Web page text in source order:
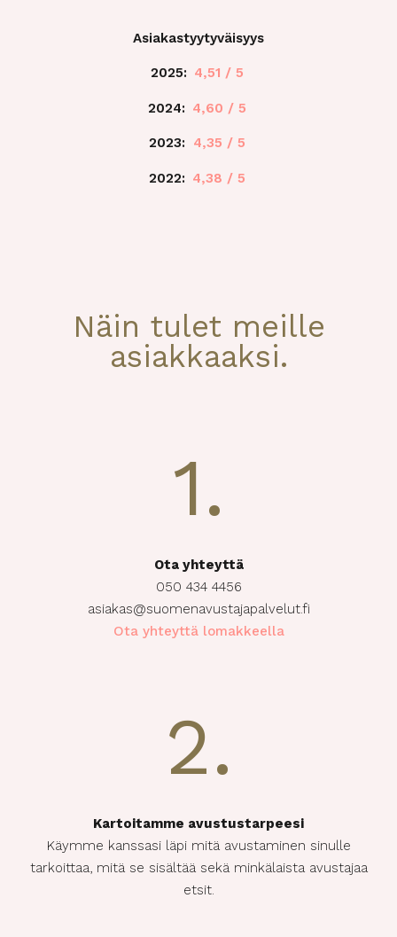
Asiakastyytyväisyys
2025: 4,51 / 5
2024: 4,60 / 5
2023: 4,35 / 5
2022: 4,38 / 5
Näin tulet meille
asiakkaaksi.
1.
Ota yhteyttä
050 434 4456
asiakas@suomenavustajapalvelut.fi
Ota yhteyttä lomakkeella
2.
Kartoitamme avustustarpeesi
Käymme kanssasi läpi mitä avustaminen sinulle
tarkoittaa, mitä se sisältää sekä minkälaista avustajaa
etsit.